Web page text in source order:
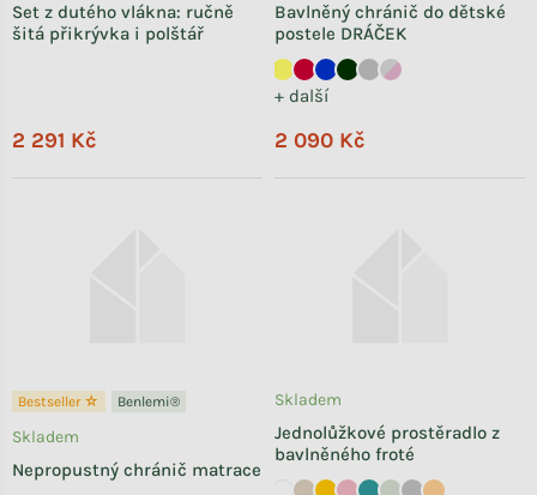
Set z dutého vlákna: ručně
šitá přikrývka i polštář
2 291 Kč
Bavlněný chránič do dětské
postele DRÁČEK
+ další
2 090 Kč
Bestseller ☆ Benlemi®
Nepropustný chránič matrace
Skladem
Jednolůžkové prostěradlo z
bavlněného froté
Skladem